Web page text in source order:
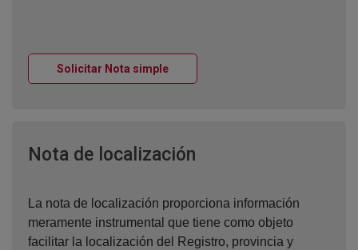
Solicitar Nota simpleVentana nueva
Nota de localización
La nota de localización proporciona información
meramente instrumental que tiene como objeto
facilitar la localización del Registro, provincia y